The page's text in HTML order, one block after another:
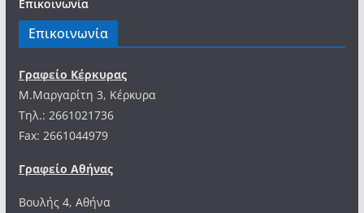
Επικοινωνία
Επικοινωνία
Γραφείο Κέρκυρας
Μ.Μαργαρίτη 3, Κέρκυρα
Tηλ.: 2661021736
Fax: 2661044979
Γραφείο Αθήνας
Βουλής 4, Αθήνα